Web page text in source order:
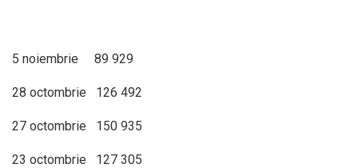
5 noiembrie 89 929
28 octombrie 126 492
27 octombrie 150 935
23 octombrie 127 305